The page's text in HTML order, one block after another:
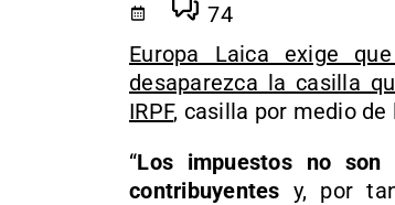
74
Europa Laica exige
desaparezca la casilla
IRPF, casilla por medio
“Los impuestos no
contribuyentes y, por